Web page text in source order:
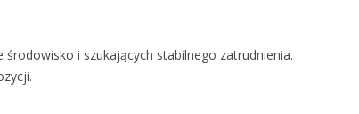
i szukających stabilnego zatrudnienia.